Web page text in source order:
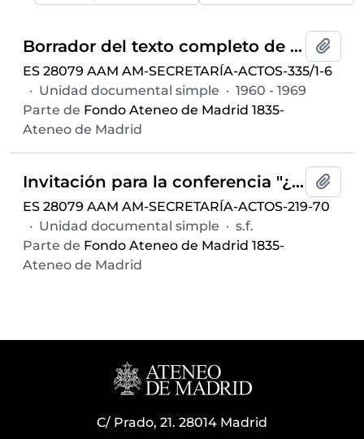
Borrador del texto completo de la conferencia “¿Hay una poltrona vacante en Nuevas Hébridas?” ofrecida por José Luis de Azcárraga, celebrado el 9 de marzo de 1965 en el Ateneo de Madrid
ES 28079 AAM AM-SECRETARÍA-ACTOS-335/1-6
· Unidad documental simple · 1960 - 1969
Parte de Fondo Ateneo de Madrid 1835-
Ateneo de Madrid
Invitación para la conferencia "¿Hay una poltrona vacante en Nuevas Hébridas?" ofrecida por José Luis de Azcárraga, celebrada el 9 de marzo de 1965 en el Salón de Actos del Ateneo de Madrid
ES 28079 AAM AM-SECRETARÍA-ACTOS-219-70
· Unidad documental simple · s.f.
Parte de Fondo Ateneo de Madrid 1835-
Ateneo de Madrid
C/ Prado, 21. 28014 Madrid